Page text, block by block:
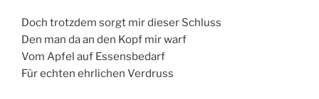
Doch trotzdem sorgt mir dieser Schluss
Den man da an den Kopf mir warf
Vom Apfel auf Essensbedarf
Für echten ehrlichen Verdruss